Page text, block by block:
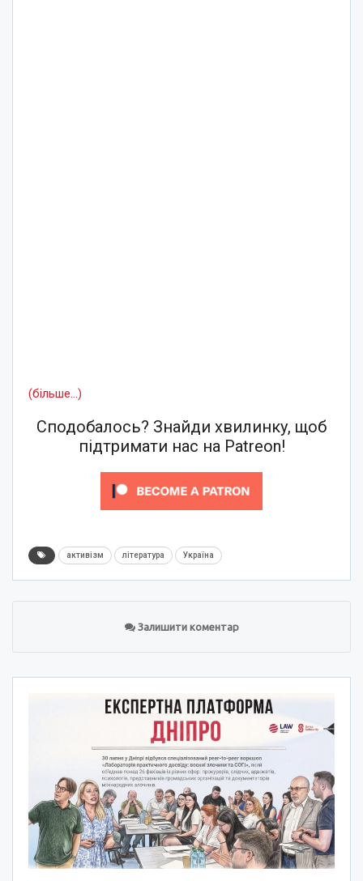
(більше…)
Сподобалось? Знайди хвилинку, щоб
підтримати нас на Patreon!
активізм література Україна
Залишити коментар